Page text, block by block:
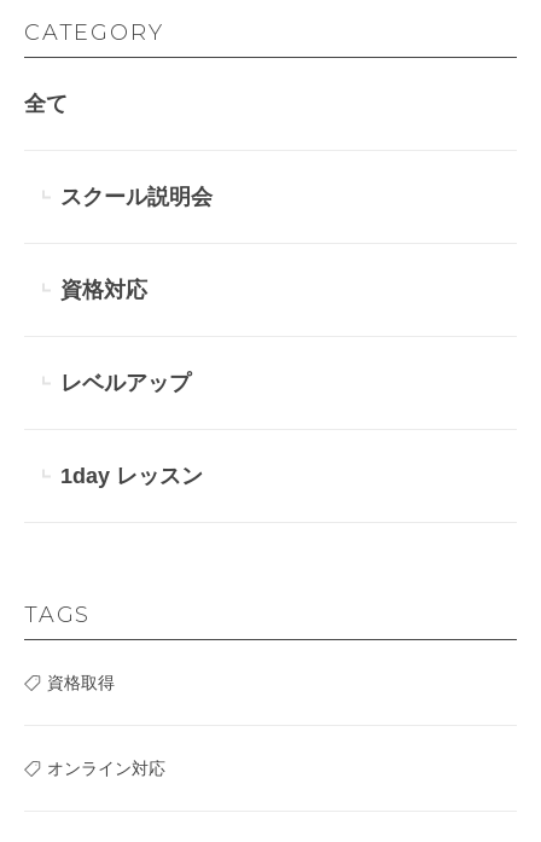
CATEGORY
全て
スクール説明会
資格対応
レベルアップ
1day レッスン
TAGS
資格取得
オンライン対応